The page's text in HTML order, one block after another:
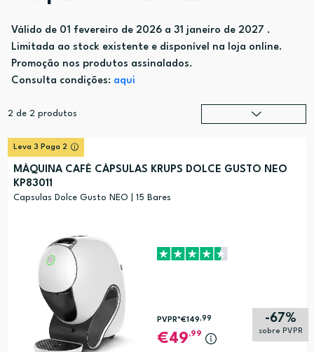
Válido de 01 fevereiro de 2026 a 31 janeiro de 2027 .
Limitada ao stock existente e disponível na loja online.
Promoção nos produtos assinalados.
Consulta condições: aqui
2 de 2 produtos
Leva 3 Paga 2
MÁQUINA CAFÉ CÁPSULAS KRUPS DOLCE GUSTO NEO
KP83011
Capsulas Dolce Gusto NEO | 15 Bares
-67%
sobre PVPR
PVPR*€149 ,99
49,99